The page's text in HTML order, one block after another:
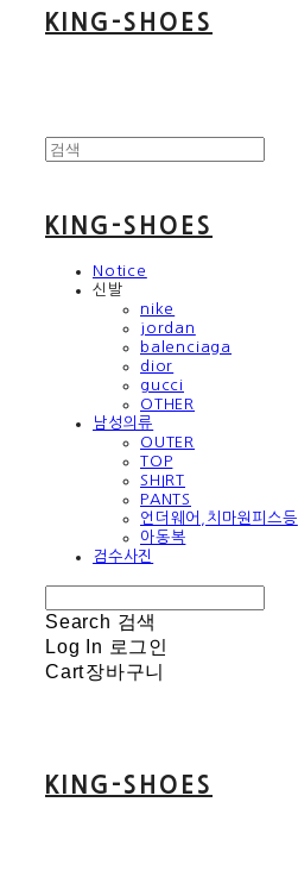
KING-SHOES
KING-SHOES
Notice
신발
nike
jordan
balenciaga
dior
gucci
OTHER
남성의류
OUTER
TOP
SHIRT
PANTS
언더웨어,치마원피스등
아동복
검수사진
Search 검색
Log In 로그인
Cart장바구니
KING-SHOES